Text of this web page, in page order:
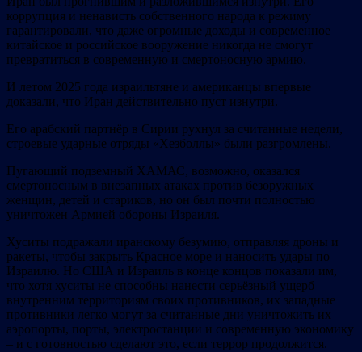
коррупция и ненависть собственного народа к режиму
гарантировали, что даже огромные доходы и современное
китайское и российское вооружение никогда не смогут
превратиться в современную и смертоносную армию.
И летом 2025 года израильтяне и американцы впервые
доказали, что Иран действительно пуст изнутри.
Его арабский партнёр в Сирии рухнул за считанные недели,
строевые ударные отряды «Хезболлы» были разгромлены.
Пугающий подземный ХАМАС, возможно, оказался
смертоносным в внезапных атаках против безоружных
женщин, детей и стариков, но он был почти полностью
уничтожен Армией обороны Израиля.
Хуситы подражали иранскому безумию, отправляя дроны и
ракеты, чтобы закрыть Красное море и наносить удары по
Израилю. Но США и Израиль в конце концов показали им,
что хотя хуситы не способны нанести серьёзный ущерб
внутренним территориям своих противников, их западные
противники легко могут за считанные дни уничтожить их
аэропорты, порты, электростанции и современную экономику
– и с готовностью сделают это, если террор продолжится.